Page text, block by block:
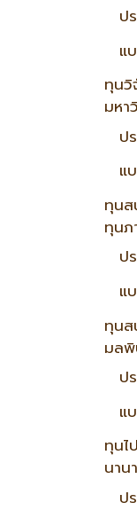
ป
แ
ทุน
มหา
ป
แ
ทุน
ทุน
ป
แ
ทุนส
มล
ป
แ
ทุนไ
นาน
ป